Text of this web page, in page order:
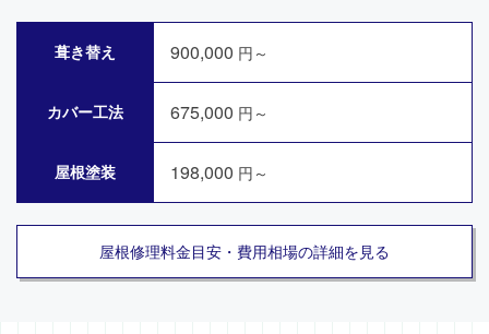
葺き替え 900,000 円～
カバー工法 675,000 円～
屋根塗装 198,000 円～
屋根修理料金目安・費用相場の詳細を見る